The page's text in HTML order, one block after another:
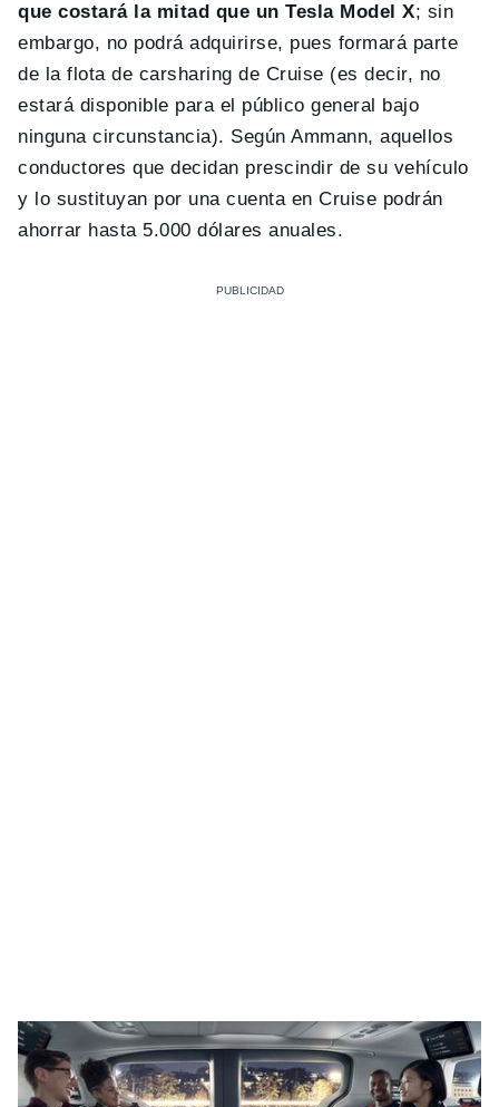
que costará la mitad que un Tesla Model X; sin
embargo, no podrá adquirirse, pues formará parte
de la flota de carsharing de Cruise (es decir, no
estará disponible para el público general bajo
ninguna circunstancia). Según Ammann, aquellos
conductores que decidan prescindir de su vehículo
y lo sustituyan por una cuenta en Cruise podrán
ahorrar hasta 5.000 dólares anuales.